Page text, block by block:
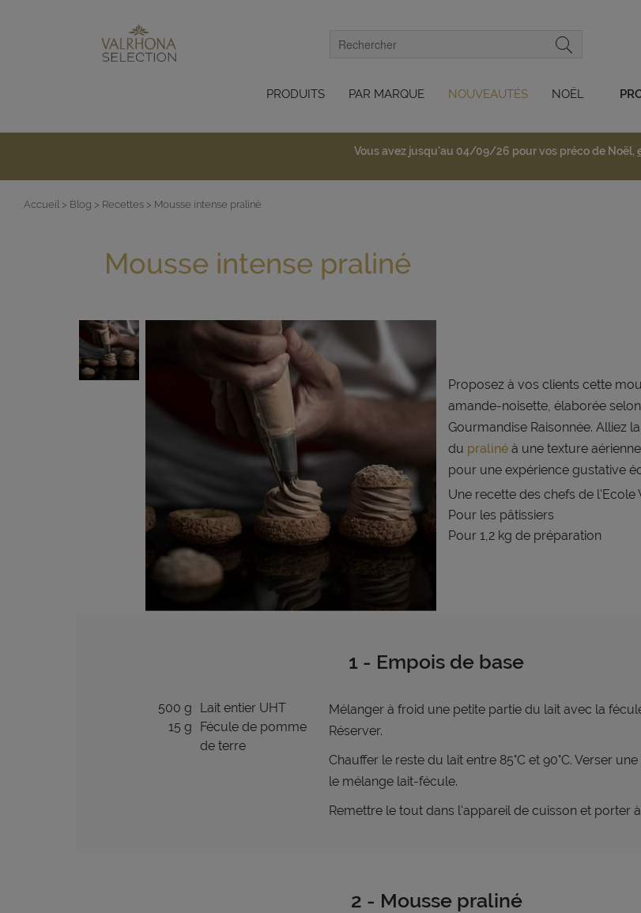
PRODUITS PAR MARQUE NOUVEAUTÉS NOËL
Vous avez jusqu'au 04/09/26 pour vos préco de Noël,
Accueil > Blog > Recettes > Mousse intense praliné
Mousse intense praliné
Proposez à vos clients cette
amande-noisette, élaborée
Gourmandise Raisonnée. Alliez
du praliné à une texture
pour une expérience gustative
Une recette des chefs de l'Ecole
Pour les pâtissiers
Pour 1,2 kg de préparation
1 - Empois de base
500 g
Lait entier UHT
15 g
Fécule de pomme
de terre
Mélanger à froid une petite partie du lait avec la
Réserver.
Chauffer le reste du lait entre 85°C et 90°C. Verser
le mélange lait-fécule.
Remettre le tout dans l'appareil de cuisson et porter
2 - Mousse praliné